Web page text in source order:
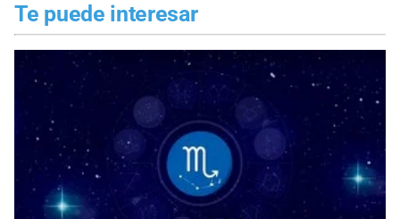
Te puede interesar